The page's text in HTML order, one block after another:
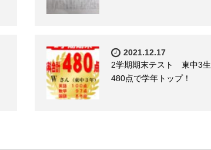
2021.12.17
2学期期末テスト 東中3生
480点で学年トップ！